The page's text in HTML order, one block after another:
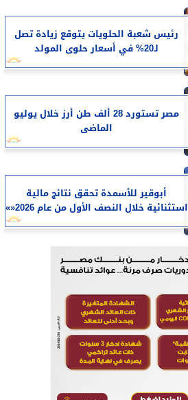
رئيس شعبة الحلويات يتوقع زيادة تصل
لـ20% في أسعار حلوى المولد
مصر تستورد 28 ألف طن أرز خلال يوليو
الماضى
أبوقير للأسمدة تحقق نتائج مالية
استثنائية خلال النصف الأول من عام 2026«»